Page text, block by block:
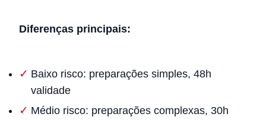
Diferenças principais:
Baixo risco: preparações simples, 48h
validade
Médio risco: preparações complexas, 30h